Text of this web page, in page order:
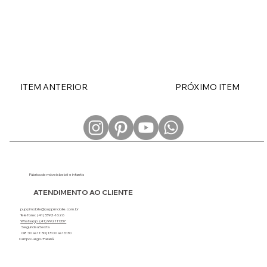
ITEM ANTERIOR PRÓXIMO ITEM
Fábrica de móveis bebê e infantis
puppimobile@puppimobile.com.br
Telefone: (41) 3392-1626
Whatsapp: (41) 992111337
Segunda a Sexta
08:30 as 11:30 | 13:00 as 16:30
Campo Largo/Paraná
ATENDIMENTO AO CLIENTE